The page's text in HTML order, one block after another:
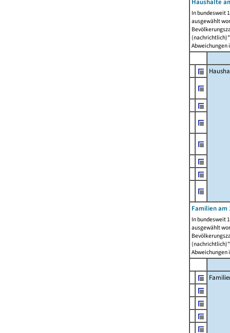
In bundesweit
ausgewählt
Abweichungen
Familien am
In bundesweit
ausgewählt
Abweichungen